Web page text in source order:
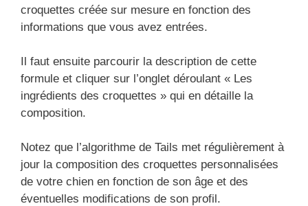
croquettes créée sur mesure en fonction des
informations que vous avez entrées.
Il faut ensuite parcourir la description de cette
formule et cliquer sur l’onglet déroulant « Les
ingrédients des croquettes » qui en détaille la
composition.
Notez que l’algorithme de Tails met régulièrement à
jour la composition des croquettes personnalisées
de votre chien en fonction de son âge et des
éventuelles modifications de son profil.